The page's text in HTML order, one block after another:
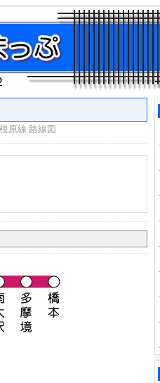
原線 路線図